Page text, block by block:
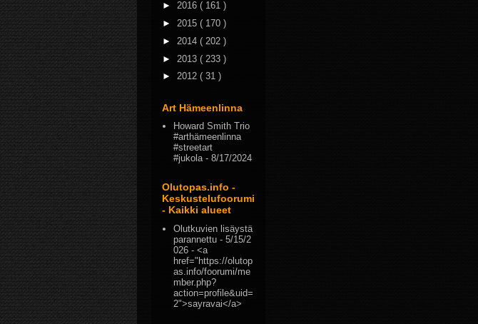
► 2016 ( 161 )
► 2015 ( 170 )
► 2014 ( 202 )
► 2013 ( 233 )
► 2012 ( 31 )
Art Hämeenlinna
Howard Smith Trio
#arthämeenlinna
#streetart
#jukola- 8/17/2024
Olutopas.info -
Keskustelufoorumi
- Kaikki alueet
Olutkuvien lisäystä
parannettu - 5/15/2
026 - <a
href="https://olutop
as.info/foorumi/me
mber.php?
action=profile&uid=
2">sayravai</a>